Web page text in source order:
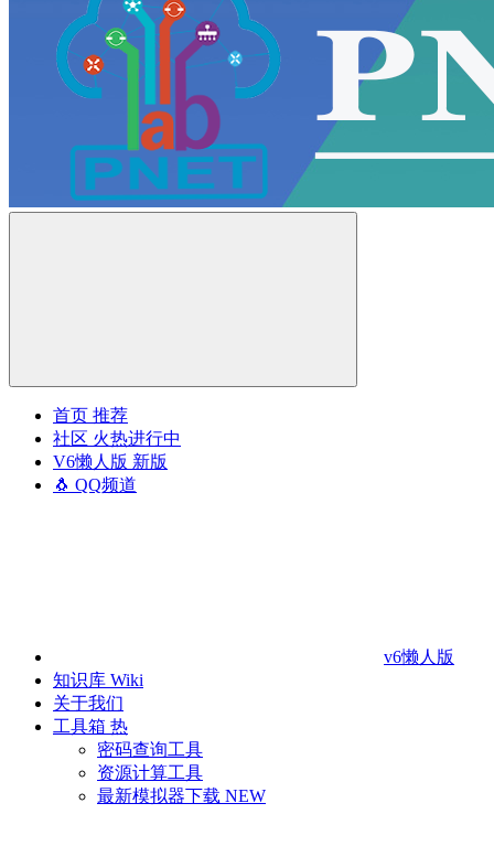
首页 推荐
社区 火热进行中
V6懒人版 新版
🐧 QQ频道
v6懒人版
知识库 Wiki
关于我们
工具箱 热
密码查询工具
资源计算工具
最新模拟器下载 NEW